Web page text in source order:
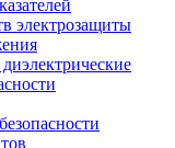
электрозащиты